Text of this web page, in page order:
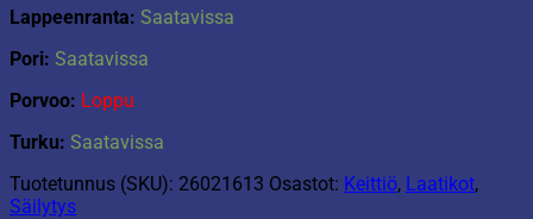
Lappeenranta: Saatavissa
Pori: Saatavissa
Porvoo: Loppu
Turku: Saatavissa
Tuotetunnus (SKU): 26021613 Osastot: Keittiö, Laatikot,
Säilytys